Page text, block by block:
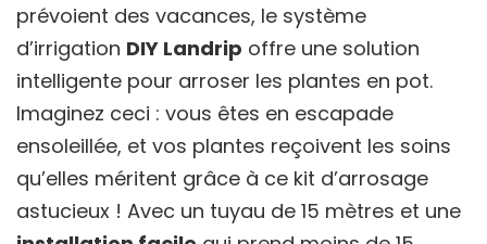
prévoient des vacances, le système
d’irrigation DIY Landrip offre une solution
intelligente pour arroser les plantes en pot.
Imaginez ceci : vous êtes en escapade
ensoleillée, et vos plantes reçoivent les soins
qu’elles méritent grâce à ce kit d’arrosage
astucieux ! Avec un tuyau de 15 mètres et une